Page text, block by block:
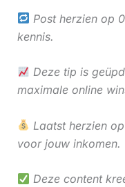
Post herzien op
kennis.
Deze tip is
maximale online
Laatst herzien
voor jouw inkomen.
Deze content